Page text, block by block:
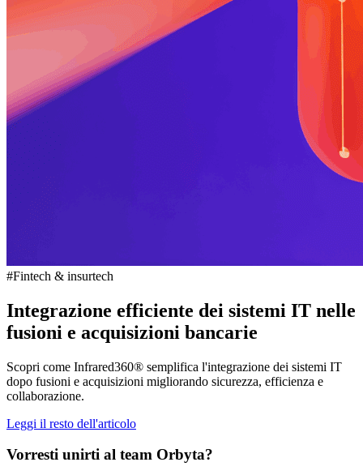
#Fintech & insurtech
Integrazione efficiente dei sistemi IT nelle
fusioni e acquisizioni bancarie
Scopri come Infrared360® semplifica l'integrazione dei sistemi IT
dopo fusioni e acquisizioni migliorando sicurezza, efficienza e
collaborazione.
Leggi il resto dell'articolo
Vorresti unirti al team Orbyta?